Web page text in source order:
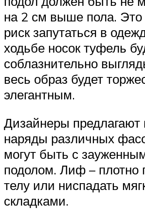
на 2 см выше пола. Это
риск запутаться в
ходьбе носок туфель
соблазнительно
весь образ будет
элегантным.
Дизайнеры предлагают
наряды различных
могут быть с
подолом. Лиф – плотно
телу или ниспадать
складками.